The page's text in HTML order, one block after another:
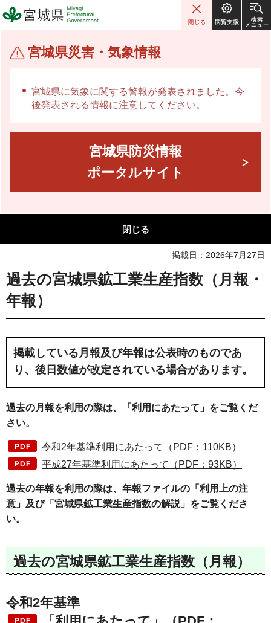
宮城県 Miyagi Prefectural
Government
宮城県災害・気象情報
宮城県に気象に関する警報が発表されました。今
後発表される情報に注意してください。
宮城県防災情報
ポータルサイト
閉じる
掲載日：2026年7月27日
過去の宮城県鉱工業生産指数（月報・
年報）
掲載している月報及び年報は公表時のものであ
り、後日数値が改定されている場合があります。
過去の月報を利用の際は、「利用にあたって」をご覧くだ
さい。
令和2年基準利用にあたって（PDF：110KB）
平成27年基準利用にあたって（PDF：93KB）
過去の年報を利用の際は、年報ファイルの「利用上の注
意」及び「宮城県鉱工業生産指数の解説」をご覧くださ
い。
過去の宮城県鉱工業生産指数（月報）
令和2年基準